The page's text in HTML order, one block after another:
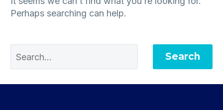
Perhaps searching can help.
Search